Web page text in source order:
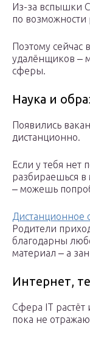
Из-за вспышки
по возможности
Поэтому сейчас
удалёнщиков ‒
сферы.
Наука и
Появились
дистанционно.
Если у тебя нет
разбираешься
‒ можешь
Дистанционное
Родители
благодарны
материал ‒ а
Интернет,
Сфера IT
пока не